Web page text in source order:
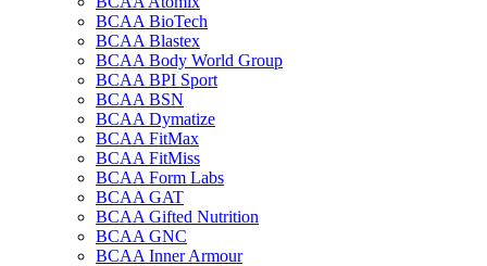
BCAA BioTech
BCAA Blastex
BCAA Body World Group
BCAA BPI Sport
BCAA BSN
BCAA Dymatize
BCAA FitMax
BCAA FitMiss
BCAA Form Labs
BCAA GAT
BCAA Gifted Nutrition
BCAA GNC
BCAA Inner Armour